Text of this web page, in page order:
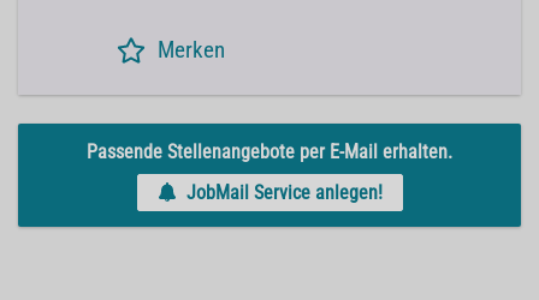
Merken
Passende Stellenangebote per E-Mail erhalten.
JobMail Service anlegen!